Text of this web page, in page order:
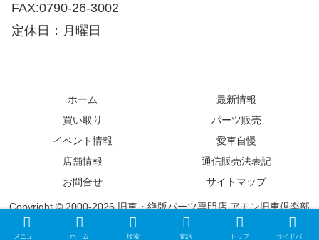
FAX:0790-26-3002
定休日：月曜日
ホーム
最新情報
買い取り
パーツ販売
イベント情報
愛車自慢
店舗情報
通信販売法表記
お問合せ
サイトマップ
Copyright © 2000-2026 旧車・絶版パーツ専門店 アモン旧車倶楽部
All Rights Reserved.
メニュー ホーム 検索 電話 トップ サイドバー